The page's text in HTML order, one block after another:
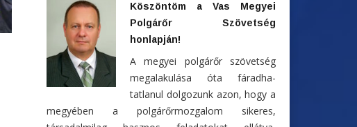
Köszöntöm a Vas Megyei
Polgárőr Szövetség
honlapján!
A megyei polgárőr szövetség
megalakulása óta fáradha-
tatlanul dolgozunk azon, hogy a
megyében a polgárőrmozgalom sikeres,